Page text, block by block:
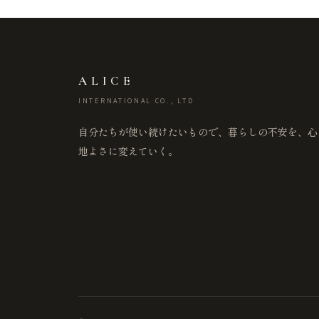
ALICE
INTERNATIONAL CO., LTD
自分たちが使い続けたいもので、暮らしの不安を、心
地よさに変えていく。